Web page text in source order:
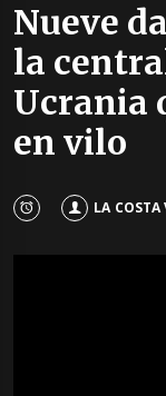
Nueve
la
Ucrania
en vilo
LA COSTA